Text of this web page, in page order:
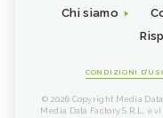
Chi siamo
CONDIZIONI
© 2026 Copyright Media
Media Data Factory S.R.L, è